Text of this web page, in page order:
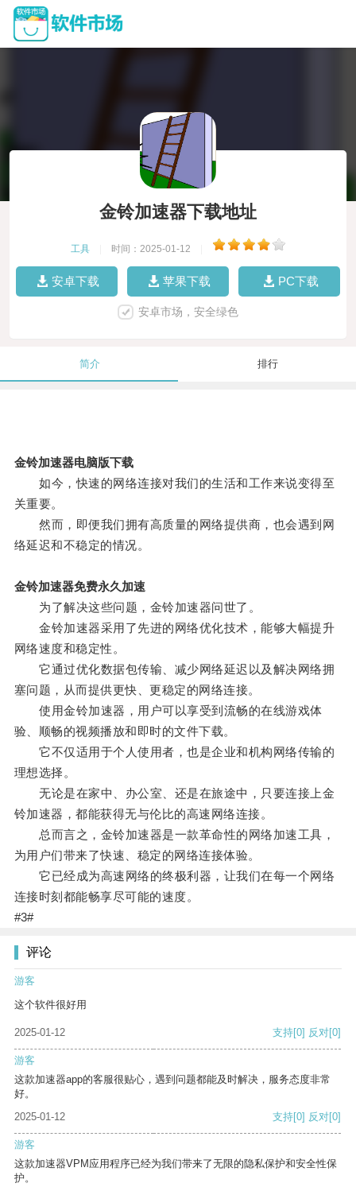
金铃加速器下载地址
工具 时间：2025-01-12
安卓下载 苹果下载 PC下载
安卓市场，安全绿色
简介 排行
金铃加速器电脑版下载
如今，快速的网络连接对我们的生活和工作来说变得至
关重要。
然而，即便我们拥有高质量的网络提供商，也会遇到网
络延迟和不稳定的情况。
金铃加速器免费永久加速
为了解决这些问题，金铃加速器问世了。
金铃加速器采用了先进的网络优化技术，能够大幅提升
网络速度和稳定性。
它通过优化数据包传输、减少网络延迟以及解决网络拥
塞问题，从而提供更快、更稳定的网络连接。
使用金铃加速器，用户可以享受到流畅的在线游戏体
验、顺畅的视频播放和即时的文件下载。
它不仅适用于个人使用者，也是企业和机构网络传输的
理想选择。
无论是在家中、办公室、还是在旅途中，只要连接上金
铃加速器，都能获得无与伦比的高速网络连接。
总而言之，金铃加速器是一款革命性的网络加速工具，
为用户们带来了快速、稳定的网络连接体验。
它已经成为高速网络的终极利器，让我们在每一个网络
连接时刻都能畅享尽可能的速度。
#3#
评论
游客
这个软件很好用
2025-01-12 支持[0] 反对[0]
游客
这款加速器app的客服很贴心，遇到问题都能及时解决，服务态度非常
好。
2025-01-12
支持[0] 反对[0]
游客
这款加速器VPM应用程序已经为我们带来了无限的隐私保护和安全性保
护。